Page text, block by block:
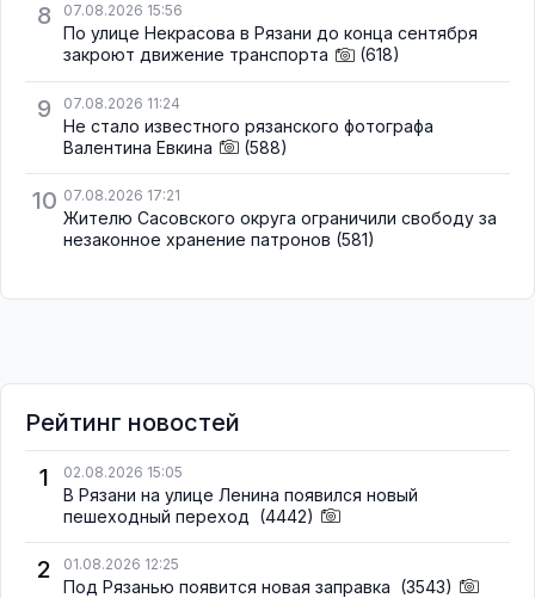
8 07.08.2026 15:56
По улице Некрасова в Рязани до конца сентября
закроют движение транспорта
(618)
9 07.08.2026 11:24
Не стало известного рязанского фотографа
Валентина Евкина
(588)
10 07.08.2026 17:21
Жителю Сасовского округа ограничили свободу за
незаконное хранение патронов (581)
Рейтинг новостей
1
02.08.2026 15:05
В Рязани на улице Ленина появился новый
пешеходный переход (4442)
2 01.08.2026 12:25
Под Рязанью появится новая заправка (3543)